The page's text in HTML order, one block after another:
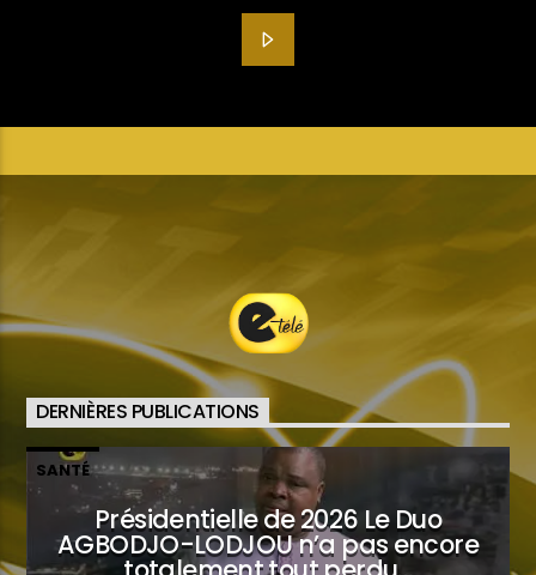
DERNIÈRES PUBLICATIONS
SANTÉ
Présidentielle de 2026 Le Duo
AGBODJO-LODJOU n’a pas encore